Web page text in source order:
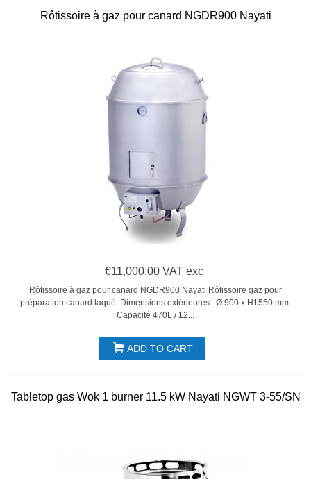
Rôtissoire à gaz pour canard NGDR900 Nayati
€11,000.00 VAT exc
Rôtissoire à gaz pour canard NGDR900 Nayati Rôtissoire gaz pour
préparation canard laqué. Dimensions extérieures : Ø 900 x H1550 mm.
Capacité 470L / 12...
ADD TO CART
Tabletop gas Wok 1 burner 11.5 kW Nayati NGWT 3-55/SN